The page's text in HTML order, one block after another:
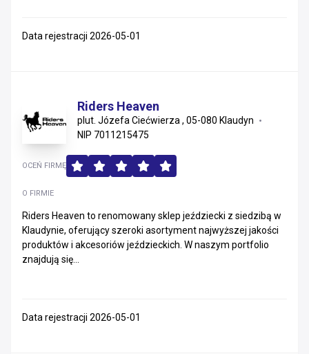
Data rejestracji 2026-05-01
Riders Heaven
plut. Józefa Ciećwierza , 05-080 Klaudyn
NIP 7011215475
O FIRMIE
Riders Heaven to renomowany sklep jeździecki z siedzibą w
Klaudynie, oferujący szeroki asortyment najwyższej jakości
produktów i akcesoriów jeździeckich. W naszym portfolio
znajdują się...
OCEŃ FIRMĘ
Data rejestracji 2026-05-01